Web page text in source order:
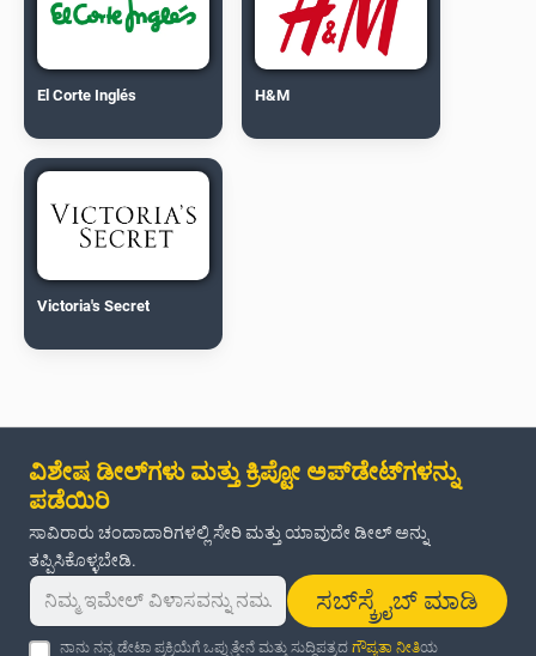
El Corte Inglés H&M
Victoria's Secret
ವಿಶೇಷ ಡೀಲ್‌ಗಳು ಮತ್ತು ಕ್ರಿಪ್ಟೋ ಅಪ್‌ಡೇಟ್‌ಗಳನ್ನು
ಪಡೆಯಿರಿ
ಸಾವಿರಾರು ಚಂದಾದಾರಿಗಳಲ್ಲಿ ಸೇರಿ ಮತ್ತು ಯಾವುದೇ ಡೀಲ್ ಅನ್ನು
ತಪ್ಪಿಸಿಕೊಳ್ಳಬೇಡಿ.
ಸಬ್‌ಸ್ಕ್ರೈಬ್ ಮಾಡಿ
ನಾನು ನನ್ನ ಡೇಟಾ ಪ್ರಕ್ರಿಯೆಗೆ ಒಪ್ಪುತ್ತೇನೆ ಮತ್ತು ಸುದ್ದಿಪತ್ರದಗೌಪ್ಯತಾ ನೀತಿಯ